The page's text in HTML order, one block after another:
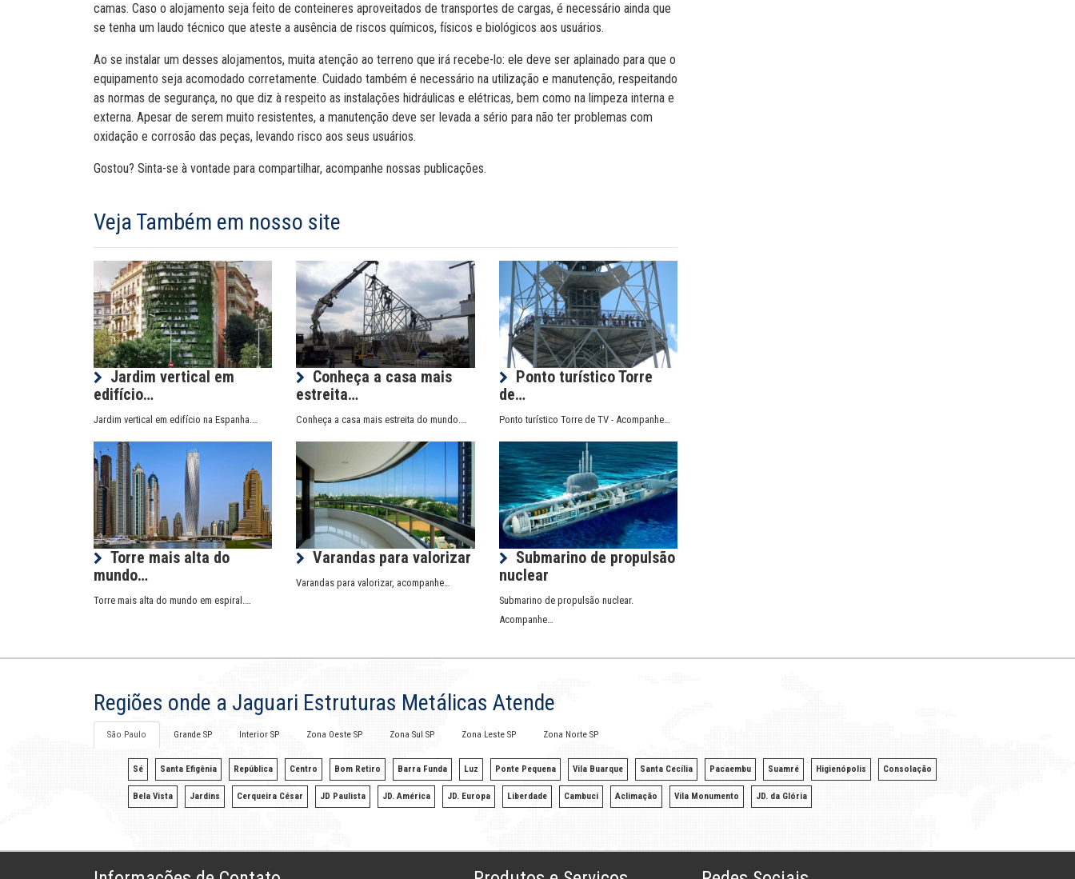
camas. Caso o alojamento seja feito de conteineres aproveitados de transportes de cargas, é necessário ainda que
se tenha um laudo técnico que ateste a ausência de riscos químicos, físicos e biológicos aos usuários.
Ao se instalar um desses alojamentos, muita atenção ao terreno que irá recebe-lo: ele deve ser aplainado para que o
equipamento seja acomodado corretamente. Cuidado também é necessário na utilização e manutenção, respeitando
as normas de segurança, no que diz à respeito as instalações hidráulicas e elétricas, bem como na limpeza interna e
externa. Apesar de serem muito resistentes, a manutenção deve ser levada a sério para não ter problemas com
oxidação e corrosão das peças, levando risco aos seus usuários.
Gostou? Sinta-se à vontade para compartilhar, acompanhe nossas publicações.
Veja Também em nosso site
Jardim vertical em
edifício…
Jardim vertical em edifício na Espanha.…
Conheça a casa mais
estreita…
Conheça a casa mais estreita do mundo.…
Ponto turístico Torre
de…
Ponto turístico Torre de TV - Acompanhe…
Torre mais alta do
mundo…
Torre mais alta do mundo em espiral.…
Varandas para valorizar
Varandas para valorizar, acompanhe…
Submarino de propulsão
nuclear
Submarino de propulsão nuclear.
Acompanhe…
Regiões onde a Jaguari Estruturas Metálicas Atende
São Paulo Grande SP Interior SP Zona Oeste SP Zona Sul SP Zona Leste SP Zona Norte SP
Sé Santa Efigênia República Centro Bom Retiro Barra Funda Luz Ponte Pequena Vila Buarque Santa Cecília Pacaembu Suamré Higienópolis Consolação
Bela Vista Jardins Cerqueira César JD Paulista JD. América JD. Europa Liberdade Cambuci Aclimação Vila Monumento JD. da Glória